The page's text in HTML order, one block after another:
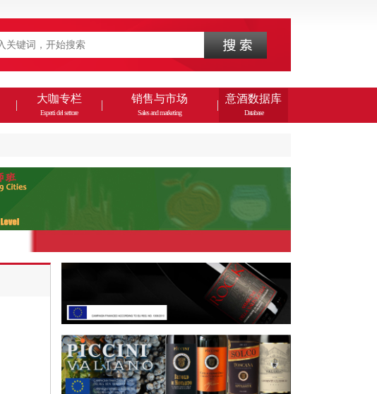
大咖专栏
Esperti del settore
销售与市场
Sales and marketing
意酒数据库
Database